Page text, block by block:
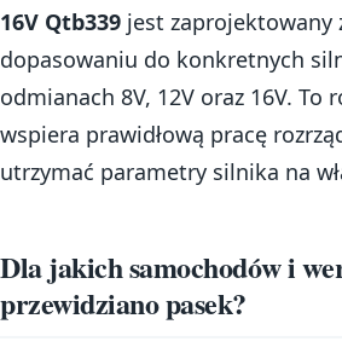
16V Qtb339 jest zaprojektowany
dopasowaniu do konkretnych
odmianach 8V, 12V oraz 16V. To
wspiera prawidłową pracę
utrzymać parametry silnika na
Dla jakich samochodów i
przewidziano pasek?